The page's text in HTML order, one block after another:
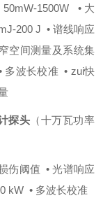
1500W
• 大
200 J • 谱线响应
间测量及系统集
波长校准• zui快
探头 （十万瓦功率
伤阈值 • 光谱响应
kW • 多波长校准